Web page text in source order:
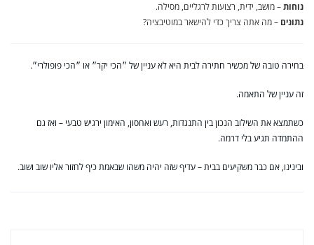
נוחות– מושב, ידית, רצועות לרגליים, מסילה.
נתונים – מה אתה צריך כדי להישאר במוטיבציה?
בחירה טובה של מכשיר חתירה לבית היא לא עניין של ״הכי יקר״ או ״הכי פופולרי״.
זה עניין של התאמה.
כשתמצא את השילוב הנכון בין התנגדות, רעש ואחסון, האימון ירגיש טבעי – ואז גם
ההתמדה תגיע בלי דרמה.
ובינינו, אם כבר משקיעים בבית – עדיף שזה יהיה משהו שבאמת כיף לחזור אליו שוב ושוב.